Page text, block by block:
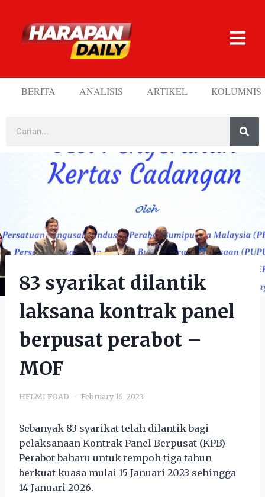
BERITA ANALISIS ARTIKEL KOLUMNIS
83 syarikat dilantik
laksana kontrak panel
berpusat perabot –
MOF
HELMI FOAD February 16, 2023
Sebanyak 83 syarikat telah dilantik bagi
pelaksanaan Kontrak Panel Berpusat (KPB)
Perabot baharu untuk tempoh tiga tahun
berkuat kuasa mulai 15 Januari 2023 sehingga
14 Januari 2026.